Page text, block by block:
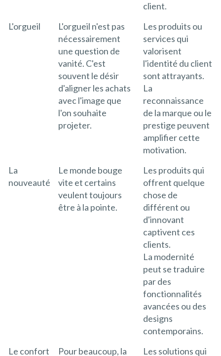
client.
L'orgueil
L'orgueil n'est pas
nécessairement
une question de
vanité. C'est
souvent le désir
d'aligner les achats
avec l'image que
l'on souhaite
projeter.
Les produits ou
services qui
valorisent
l'identité du client
sont attrayants.
La
reconnaissance
de la marque ou le
prestige peuvent
amplifier cette
motivation.
La
nouveauté
Le monde bouge
vite et certains
veulent toujours
être à la pointe.
Les produits qui
offrent quelque
chose de
différent ou
d'innovant
captivent ces
clients.
La modernité
peut se traduire
par des
fonctionnalités
avancées ou des
designs
contemporains.
Le confort
Pour beaucoup, la Les solutions qui